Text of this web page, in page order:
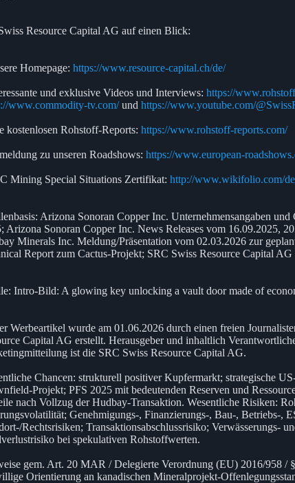
Resource Capital AG auf einen Blick:
Homepage: https://www.resource-capital.ch/de/
und exklusive Videos und Interviews: https://
www.commodity-tv.com/und https://www.youtube.com/
kostenlosen Rohstoff-Reports: https://www.rohstoff-reports.com/
zu unseren Roadshows: https://www.european-
Mining Special Situations Zertifikat: http://www.wikifolio.com/
Arizona Sonoran Copper Inc. Unternehmensangaben
Arizona Sonoran Copper Inc. News Releases vom 16.09.2025,
Minerals Inc. Meldung/Präsentation vom 02.03.2026 zur
Report zum Cactus-Projekt; SRC Swiss Resource Capital AG
Intro-Bild: A glowing key unlocking a vault door made of
Werbeartikel wurde am 01.06.2026 durch einen freien
Capital AG erstellt. Herausgeber und inhaltlich
ist die SRC Swiss Resource Capital AG.
Chancen: strukturell positiver Kupfermarkt; strategische
Projekt; PFS 2025 mit bedeutenden Reserven und
nach Vollzug der Hudbay-Transaktion. Wesentliche Risiken:
Genehmigungs-, Finanzierungs-, Bau-, Betriebs-,
Rechtsrisiken; Transaktionsabschlussrisiko; Verwässerungs-
bei spekulativen Rohstoffwerten.
gem. Art. 20 MAR / Delegierte Verordnung (EU) 2016/958 /
Orientierung an kanadischen Mineralprojekt-